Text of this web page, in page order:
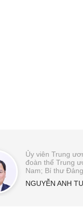
Ủy viên Trung
đoàn thể Trung
Nam; Bí thư
NGUYỄN ANH